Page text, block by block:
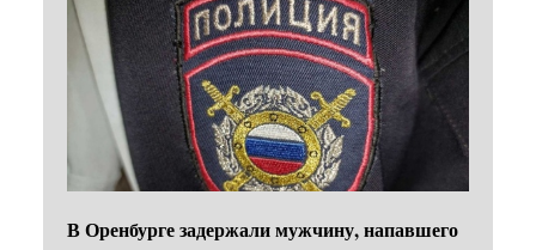
В Оренбурге задержали мужчину, напавшего